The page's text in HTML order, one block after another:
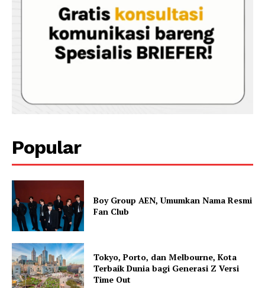
Popular
Boy Group AEN, Umumkan Nama Resmi
Fan Club
Tokyo, Porto, dan Melbourne, Kota
Terbaik Dunia bagi Generasi Z Versi
Time Out